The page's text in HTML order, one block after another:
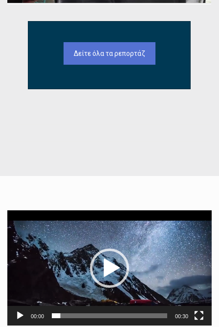
Δείτε όλα τα ρεπορτάζ
Αναπαραγωγής
Βίντεο
00:00 00:30